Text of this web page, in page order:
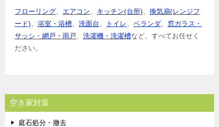
フローリング エアコン キッチン(台所)
換気扇(レンジフ
ード)
浴室・浴槽 洗面台 トイレ ベランダ
窓ガラス・
サッシ・網戸・雨戸
洗濯機・洗濯槽など、すべてお任せく
ださい。
空き家対策
庭石処分・撤去